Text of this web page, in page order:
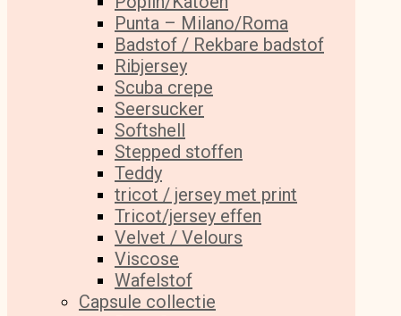
Punta – Milano/Roma
Badstof / Rekbare badstof
Ribjersey
Scuba crepe
Seersucker
Softshell
Stepped stoffen
Teddy
tricot / jersey met print
Tricot/jersey effen
Velvet / Velours
Viscose
Wafelstof
Capsule collectie